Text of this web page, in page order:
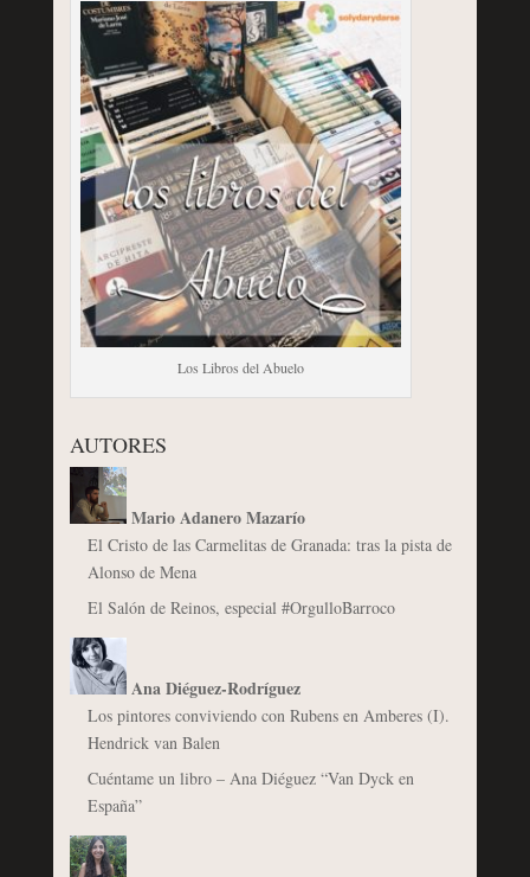
Los Libros del Abuelo
AUTORES
Mario Adanero Mazarío
El Cristo de las Carmelitas de Granada: tras la pista de
Alonso de Mena
El Salón de Reinos, especial #OrgulloBarroco
Ana Diéguez-Rodríguez
Los pintores conviviendo con Rubens en Amberes (I).
Hendrick van Balen
Cuéntame un libro – Ana Diéguez “Van Dyck en
España”